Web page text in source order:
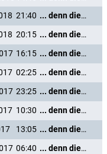
21:40
... denn die Musik und die Liebe in Tirol
20:15
... denn die Musik und die Liebe in Tirol
16:15
... denn die Musik und die Liebe in Tirol
02:25
... denn die Musik und die Liebe in Tirol
23:25
... denn die Musik und die Liebe in Tirol
10:30
... denn die Musik und die Liebe in Tirol
13:05
... denn die Musik und die Liebe in Tirol
06:40
... denn die Musik und die Liebe in Tirol